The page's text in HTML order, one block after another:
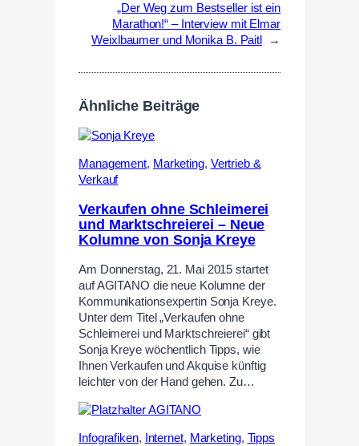
„Der Weg zum Bestseller ist ein
Marathon!“ – Interview mit Elmar
Weixlbaumer und Monika B. Paitl
→
Ähnliche Beiträge
Management, Marketing, Vertrieb &
Verkauf
Verkaufen ohne Schleimerei
und Marktschreierei – Neue
Kolumne von Sonja Kreye
Am Donnerstag, 21. Mai 2015 startet
auf AGITANO die neue Kolumne der
Kommunikationsexpertin Sonja Kreye.
Unter dem Titel „Verkaufen ohne
Schleimerei und Marktschreierei“ gibt
Sonja Kreye wöchentlich Tipps, wie
Ihnen Verkaufen und Akquise künftig
leichter von der Hand gehen. Zu…
Infografiken, Internet, Marketing, Tipps